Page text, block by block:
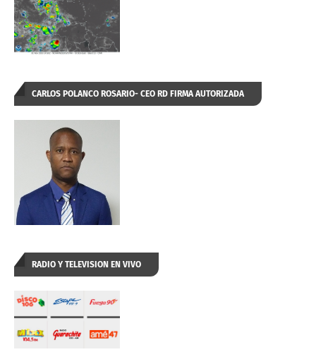
CARLOS POLANCO ROSARIO- CEO RD FIRMA AUTORIZADA
RADIO Y TELEVISION EN VIVO